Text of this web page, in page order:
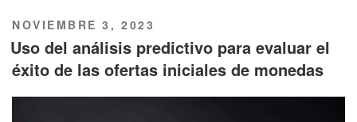
PUBLICADO
EL
NOVIEMBRE 3, 2023
Uso del análisis predictivo para evaluar el
éxito de las ofertas iniciales de monedas